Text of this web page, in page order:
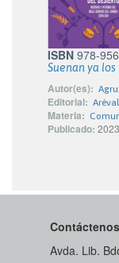
ISBN 978-
Suenan ya
Autor(es):
Editorial:
Materia:
Publicado:
Avda. Lib.